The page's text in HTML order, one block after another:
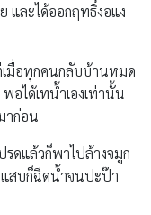
ละได้ออกฤทธิ์งอแง
มื่อทุกคนกลับบ้านหมด
อได้เทน้ำเองเท่านั้น
าก่อน
ดแล้วก็พาไปล้างจมูก
แสบก็ฉีดน้ำจนปะป๊า